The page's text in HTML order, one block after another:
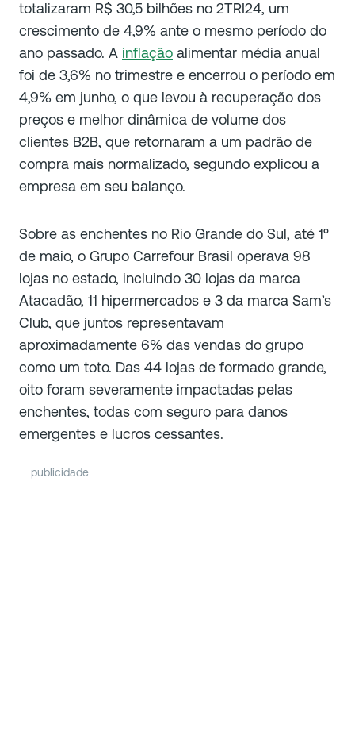
totalizaram R$ 30,5 bilhões no 2TRI24, um
crescimento de 4,9% ante o mesmo período do
ano passado. A inflação alimentar média anual
foi de 3,6% no trimestre e encerrou o período em
4,9% em junho, o que levou à recuperação dos
preços e melhor dinâmica de volume dos
clientes B2B, que retornaram a um padrão de
compra mais normalizado, segundo explicou a
empresa em seu balanço.
Sobre as enchentes no Rio Grande do Sul, até 1º
de maio, o Grupo Carrefour Brasil operava 98
lojas no estado, incluindo 30 lojas da marca
Atacadão, 11 hipermercados e 3 da marca Sam’s
Club, que juntos representavam
aproximadamente 6% das vendas do grupo
como um toto. Das 44 lojas de formado grande,
oito foram severamente impactadas pelas
enchentes, todas com seguro para danos
emergentes e lucros cessantes.
publicidade